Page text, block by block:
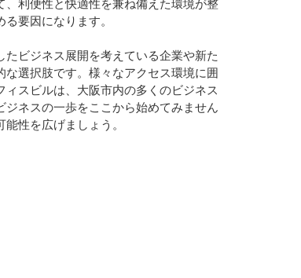
利便性と快適性を兼ね備えた環境が整
要因になります。
ビジネス展開を考えている企業や新た
選択肢です。様々なアクセス環境に囲
スビルは、大阪市内の多くのビジネス
ネスの一歩をここから始めてみません
性を広げましょう。